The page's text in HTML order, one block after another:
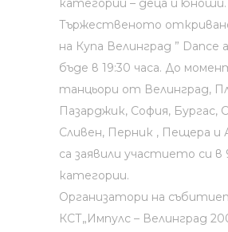
категории – деца и юноши.
Тържественото
на Купа Велинград ” Dance
бъде в 19:30 часа. До
танцьори от Велинград,
Пазарджик, София, Бургас,
Сливен, Перник , Пещера и
са заявили участието си в
категории.
Организатори на
КСТ„Импулс – Велинград